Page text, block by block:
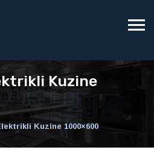
Kuzine
Kuzine 1000×600